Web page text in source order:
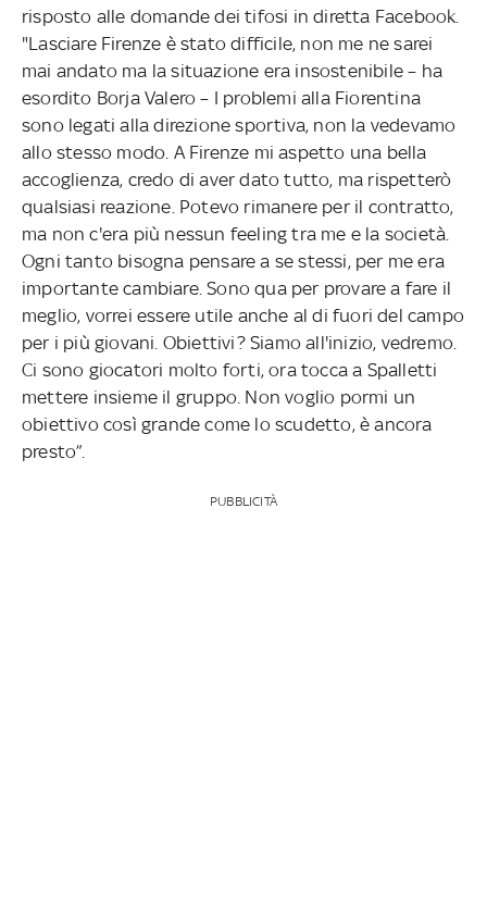
risposto alle domande dei tifosi in diretta Facebook.
"Lasciare Firenze è stato difficile, non me ne sarei
mai andato ma la situazione era insostenibile – ha
esordito Borja Valero – I problemi alla Fiorentina
sono legati alla direzione sportiva, non la vedevamo
allo stesso modo. A Firenze mi aspetto una bella
accoglienza, credo di aver dato tutto, ma rispetterò
qualsiasi reazione. Potevo rimanere per il contratto,
ma non c'era più nessun feeling tra me e la società.
Ogni tanto bisogna pensare a se stessi, per me era
importante cambiare. Sono qua per provare a fare il
meglio, vorrei essere utile anche al di fuori del campo
per i più giovani. Obiettivi? Siamo all'inizio, vedremo.
Ci sono giocatori molto forti, ora tocca a Spalletti
mettere insieme il gruppo. Non voglio pormi un
obiettivo così grande come lo scudetto, è ancora
presto”.
PUBBLICITÀ